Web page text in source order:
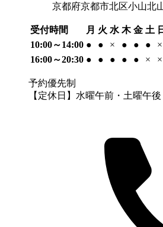
京都府京都市北区小山北
受付時間 月 火 水 木 金 土
10:00～14:00 ● ● × ● ● ● ×
16:00～20:30 ● ● ● ● ● × ×
予約優先制
【定休日】水曜午前・土曜午